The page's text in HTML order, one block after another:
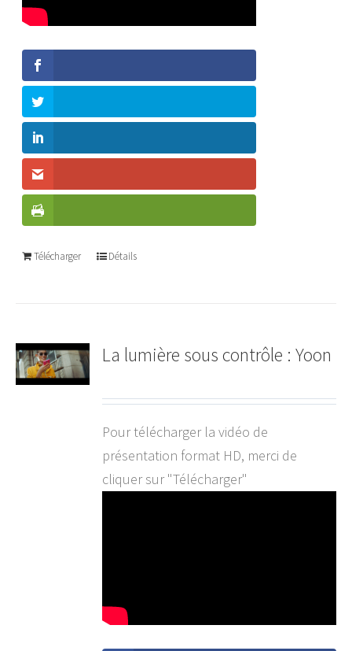
Télécharger Détails
La lumière sous contrôle : Yoon
Pour télécharger la vidéo de
présentation format HD, merci de
cliquer sur "Télécharger"